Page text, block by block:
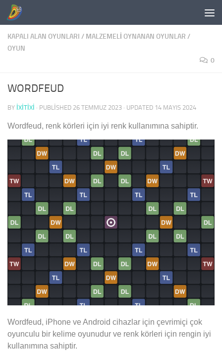
Skip to content
KAPALI ALAN OYUNLARI / MALZEMELI OYNANAN OYUNLAR /
OYUN
0
WORDFEUD
BY IXITIXI · PUBLISHED 26 TEMMUZ 2023 · UPDATED 14 MAYIS 2024
Wordfeud, renk körleri için iyi renk kullanımına sahiptir.
Wordfeud, iPhone ve Android cihazlar için çevrimiçi çok
oyunculu bir kelime oyunudur ve renk körleri için rengin iyi
kullanımına sahiptir.